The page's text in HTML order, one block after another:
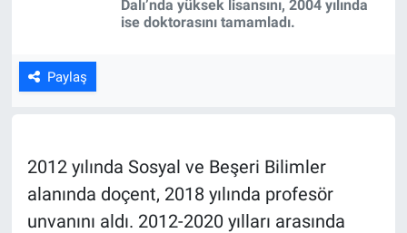
Dalı’nda yüksek lisansını, 2004 yılında
ise doktorasını tamamladı.
Paylaş
2012 yılında Sosyal ve Beşeri Bilimler
alanında doçent, 2018 yılında profesör
unvanını aldı. 2012-2020 yılları arasında
EKONOMİ
SPOR
Haber Arşivi